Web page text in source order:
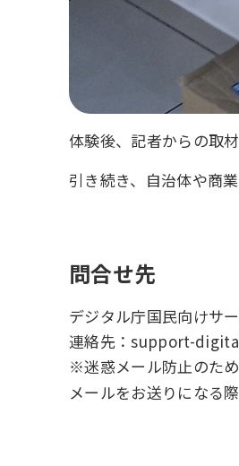
体験後、記者からの取
引き続き、自治体や商
問合せ先
デジタル庁国民向けサ
連絡先：support-
※迷惑メール防止のた
メールをお送りになる